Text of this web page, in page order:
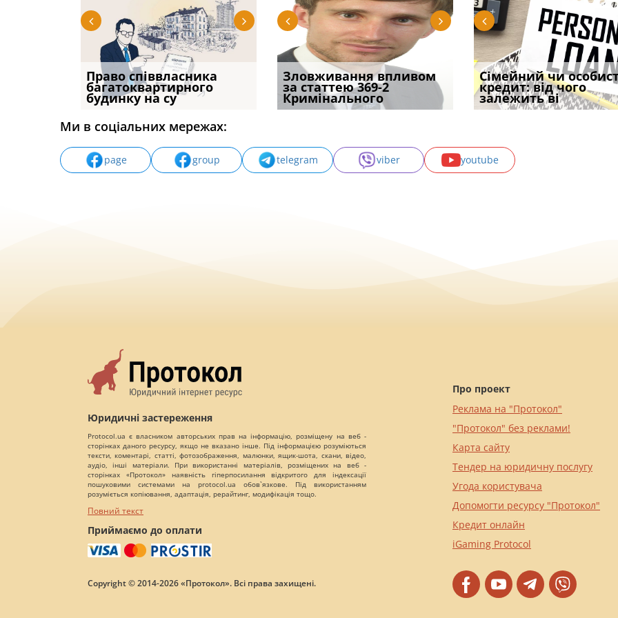
Право співвласника
багатоквартирного
будинку на су
Якщо суд встановив для
відшкодування шкоди
наявніс
Документи, на яких не
проставляється
апостиль: пер
Водії можуть отримати
компенсацію за
незаконні дії
Зловживання впливом
за статтею 369-2
Кримінального
Переоформлення
відстрочки за іншою
підставою: нов
Чи потрібна ФОП
печатка у 2026 році:
правила засто
Сімейний чи
кредит: від чого
залежить ві
Восьмий ААС
підтвердив, що
може скас
Ми в соціальних мережах:
page group telegram viber youtube
Юридичні застереження
Protocol.ua є власником авторських прав на інформацію, розміщену на веб -
сторінках даного ресурсу, якщо не вказано інше. Під інформацією розуміються
тексти, коментарі, статті, фотозображення, малюнки, ящик-шота, скани, відео,
аудіо, інші матеріали. При використанні матеріалів, розміщених на веб -
сторінках «Протокол» наявність гіперпосилання відкритого для індексації
пошуковими системами на protocol.ua обов`язкове. Під використанням
розуміється копіювання, адаптація, рерайтинг, модифікація тощо.
Повний текст
Приймаємо до оплати
Copyright © 2014-2026 «Протокол». Всі права захищені.
Про проект
Реклама на "Протокол"
"Протокол" без реклами!
Карта сайту
Тендер на юридичну послугу
Угода користувача
Допомогти ресурсу "Протокол"
Кредит онлайн
iGaming Protocol